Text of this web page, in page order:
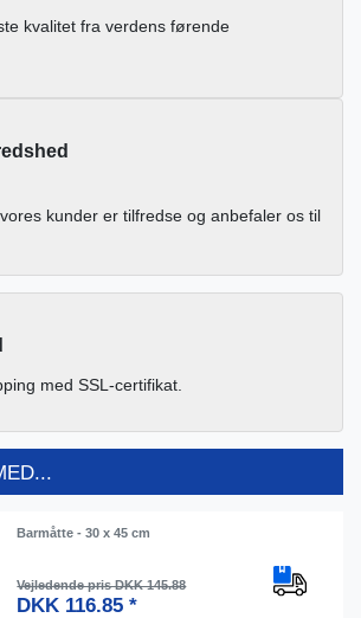
kvalitet fra verdens førende
kunder er tilfredse og anbefaler os til
med SSL-certifikat.
Barmåtte - 30 x 45 cm
Vejledende pris DKK 145.88
DKK 116.85 *